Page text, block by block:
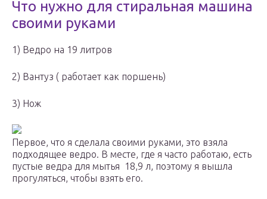
Что нужно для стиральная машина
своими руками
1) Ведро на 19 литров
2) Вантуз ( работает как поршень)
3) Нож
Первое, что я сделала своими руками, это взяла
подходящее ведро. В месте, где я часто работаю, есть
пустые ведра для мытья 18,9 л, поэтому я вышла
прогуляться, чтобы взять его.